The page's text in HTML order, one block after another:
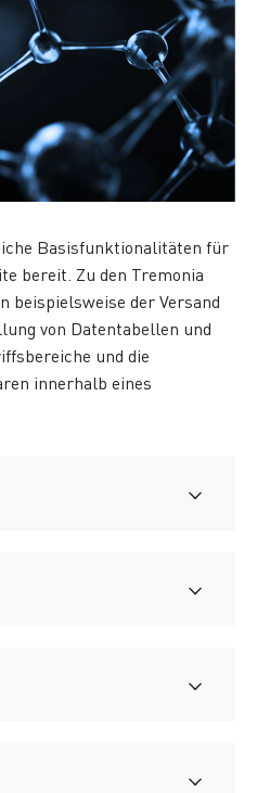
Basisfunktionalitäten für
bereit. Zu den Tremonia
beispielsweise der Versand
von Datentabellen und
und die
innerhalb eines